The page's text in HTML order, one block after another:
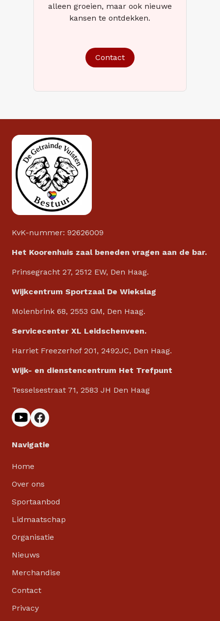
alleen groeien, maar ook nieuwe
kansen te ontdekken.
Contact
KvK-nummer: 92626009
Het Koorenhuis zaal beneden vragen aan de bar.
Prinsegracht 27, 2512 EW, Den Haag.
Wijkcentrum Sportzaal De Wiekslag
Molenbrink 68, 2553 GM, Den Haag.
Servicecenter XL Leidschenveen.
Harriet Freezerhof 201, 2492JC, Den Haag.
Wijk- en dienstencentrum Het Trefpunt
Tesselsestraat 71, 2583 JH Den Haag
Navigatie
Home
Over ons
Sportaanbod
Lidmaatschap
Organisatie
Nieuws
Merchandise
Contact
Privacy